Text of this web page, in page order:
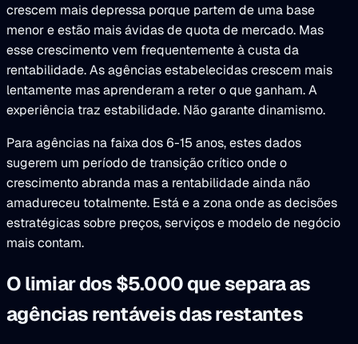
crescem mais depressa porque partem de uma base
menor e estão mais ávidas de quota de mercado. Mas
esse crescimento vem frequentemente à custa da
rentabilidade. As agências estabelecidas crescem mais
lentamente mas aprenderam a reter o que ganham. A
experiência traz estabilidade. Não garante dinamismo.
Para agências na faixa dos 6-15 anos, estes dados
sugerem um período de transição crítico onde o
crescimento abranda mas a rentabilidade ainda não
amadureceu totalmente. Está e a zona onde as decisões
estratégicas sobre preços, serviços e modelo de negócio
mais contam.
O limiar dos $5.000 que separa as
agências rentáveis das restantes